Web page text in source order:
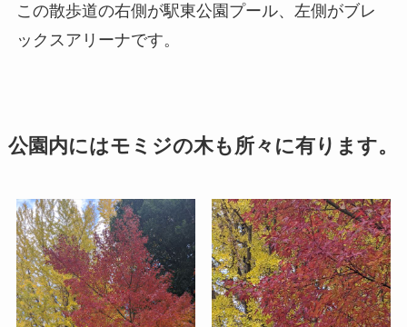
この散歩道の右側が駅東公園プール、左側がブレ
ックスアリーナです。
公園内にはモミジの木も所々に有ります。